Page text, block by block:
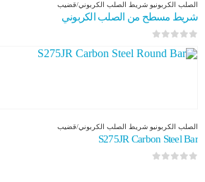
الصلب الكربونيو شريط الصلب الكربوني/قضيب
شريط مسطح من الصلب الكربوني
الصلب الكربونيو شريط الصلب الكربوني/قضيب
S275JR Carbon Steel Bar